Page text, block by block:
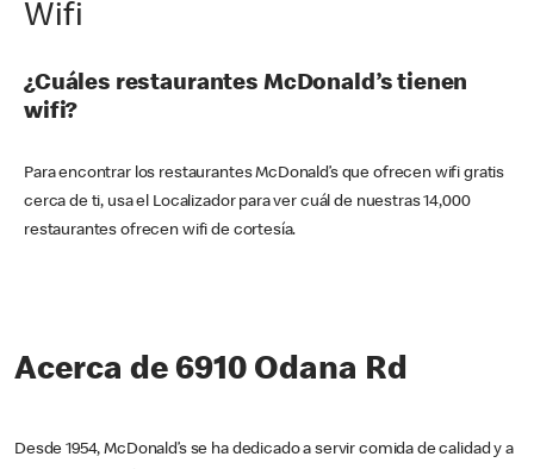
Wifi
¿Cuáles restaurantes McDonald’s tienen
wifi?
Para encontrar los restaurantes McDonald’s que ofrecen wifi gratis
cerca de ti, usa el Localizador para ver cuál de nuestras 14,000
restaurantes ofrecen wifi de cortesía.
Acerca de 6910 Odana Rd
Desde 1954, McDonald’s se ha dedicado a servir comida de calidad y a